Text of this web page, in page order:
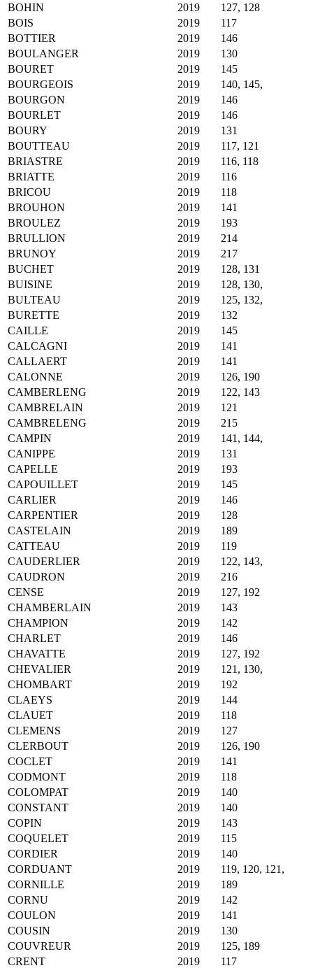
BOHIN
2019
127, 128
BOIS
2019
117
BOTTIER
2019
146
BOULANGER
2019
130
BOURET
2019
145
BOURGEOIS
2019
140, 145,
BOURGON
2019
146
BOURLET
2019
146
BOURY
2019
131
BOUTTEAU
2019
117, 121
BRIASTRE
2019
116, 118
BRIATTE
2019
116
BRICOU
2019
118
BROUHON
2019
141
BROULEZ
2019
193
BRULLION
2019
214
BRUNOY
2019
217
BUCHET
2019
128, 131
BUISINE
2019
128, 130,
BULTEAU
2019
125, 132,
BURETTE
2019
132
CAILLE
2019
145
CALCAGNI
2019
141
CALLAERT
2019
141
CALONNE
2019
126, 190
CAMBERLENG
2019
122, 143
CAMBRELAIN
2019
121
CAMBRELENG
2019
215
CAMPIN
2019
141, 144,
CANIPPE
2019
131
CAPELLE
2019
193
CAPOUILLET
2019
145
CARLIER
2019
146
CARPENTIER
2019
128
CASTELAIN
2019
189
CATTEAU
2019
119
CAUDERLIER
2019
122, 143,
CAUDRON
2019
216
CENSE
2019
127, 192
CHAMBERLAIN
2019
143
CHAMPION
2019
142
CHARLET
2019
146
CHAVATTE
2019
127, 192
CHEVALIER
2019
121, 130,
CHOMBART
2019
192
CLAEYS
2019
144
CLAUET
2019
118
CLEMENS
2019
127
CLERBOUT
2019
126, 190
COCLET
2019
141
CODMONT
2019
118
COLOMPAT
2019
140
CONSTANT
2019
140
COPIN
2019
143
COQUELET
2019
115
CORDIER
2019
140
CORDUANT
2019
119, 120, 121,
CORNILLE
2019
189
CORNU
2019
142
COULON
2019
141
COUSIN
2019
130
COUVREUR
2019
125, 189
CRENT
2019
117